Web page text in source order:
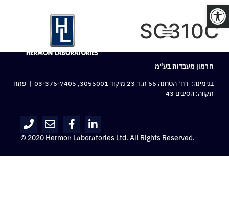
פתח סרגל נגישות
SC310C
חרמון מעבדות בע“מ
בנימינה: רח‘ הטחנה 66 ת.ד 23 מיקוד 3055001,
03-376-7405 | פתח
תקווה: הסיבים 43
© 2020 Hermon Laboratories Ltd. All Rights Reserved.